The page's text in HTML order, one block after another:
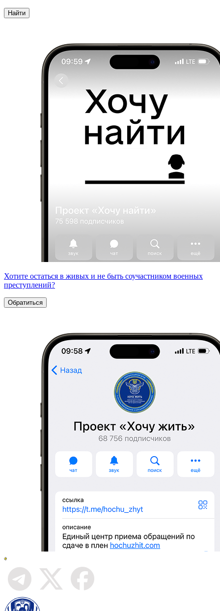
Найти
Хотите остаться в живых и не быть соучастником военных
преступлений?
Обратиться